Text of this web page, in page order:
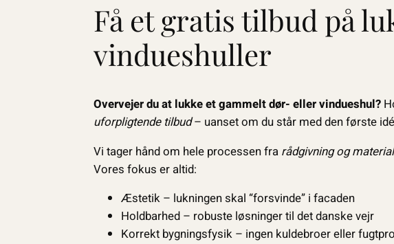
Få et gratis tilbud på
vindueshuller
Overvejer du at lukke et gammelt dør- eller vindueshul?
uforpligtende tilbud– uanset om du står med den første
Vi tager hånd om hele processen fra rådgivning og
Vores fokus er altid:
Æstetik – lukningen skal “forsvinde” i facaden
Holdbarhed – robuste løsninger til det danske vejr
Korrekt bygningsfysik – ingen kuldebroer eller